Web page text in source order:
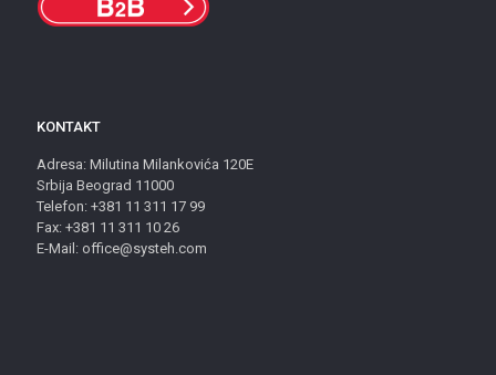
KONTAKT
Adresa: Milutina Milankovića 120E
Srbija Beograd 11000
Telefon: +381 11 311 17 99
Fax: +381 11 311 10 26
E-Mail: office@systeh.com